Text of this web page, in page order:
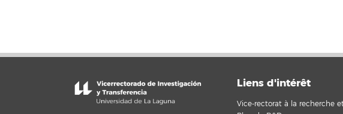
Liens d'intérêt
Vice-rectorat à la recherche